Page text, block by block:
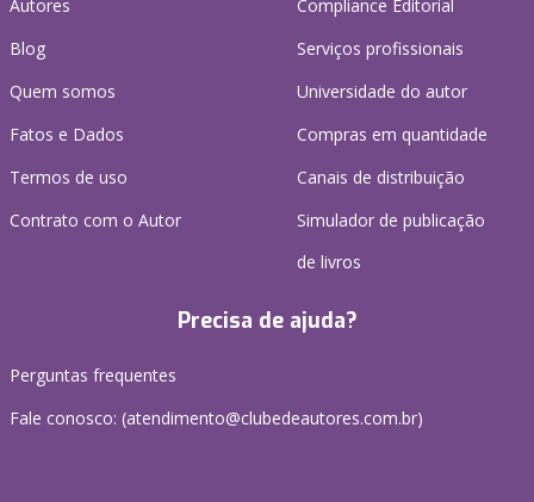
Autores
Blog
Quem somos
Fatos e Dados
Termos de uso
Contrato com o Autor
Compliance Editorial
Serviços profissionais
Universidade do autor
Compras em quantidade
Canais de distribuição
Simulador de publicação
de livros
Precisa de ajuda?
Perguntas frequentes
Fale conosco: (atendimento@clubedeautores.com.br)